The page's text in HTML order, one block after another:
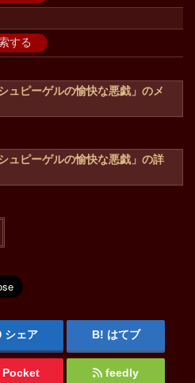
する
ュピーゲルの愉快な悪戯」のメ
ュピーゲルの愉快な悪戯」の詳
シェア はてブ
Pocket feedly